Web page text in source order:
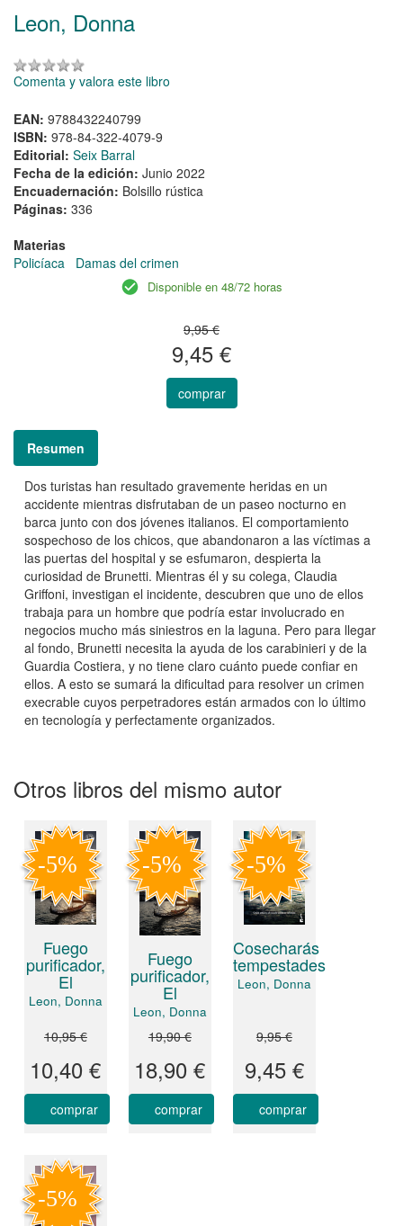
Leon, Donna
Comenta y valora este libro
EAN: 9788432240799
ISBN: 978-84-322-4079-9
Editorial: Seix Barral
Fecha de la edición: Junio 2022
Encuadernación: Bolsillo rústica
Páginas: 336
Materias
Policíaca
Damas del crimen
Disponible en 48/72 horas
9,95 €
9,45 €
comprar
Resumen
Dos turistas han resultado gravemente heridas en un
accidente mientras disfrutaban de un paseo nocturno en
barca junto con dos jóvenes italianos. El comportamiento
sospechoso de los chicos, que abandonaron a las víctimas a
las puertas del hospital y se esfumaron, despierta la
curiosidad de Brunetti. Mientras él y su colega, Claudia
Griffoni, investigan el incidente, descubren que uno de ellos
trabaja para un hombre que podría estar involucrado en
negocios mucho más siniestros en la laguna. Pero para llegar
al fondo, Brunetti necesita la ayuda de los carabinieri y de la
Guardia Costiera, y no tiene claro cuánto puede confiar en
ellos. A esto se sumará la dificultad para resolver un crimen
execrable cuyos perpetradores están armados con lo último
en tecnología y perfectamente organizados.
Otros libros del mismo autor
Fuego
purificador,
El
Leon, Donna
10,95 €
10,40 €
comprar
Fuego
purificador,
El
Leon, Donna
19,90 €
18,90 €
comprar
Cosecharás
tempestades
Leon, Donna
9,95 €
9,45 €
comprar